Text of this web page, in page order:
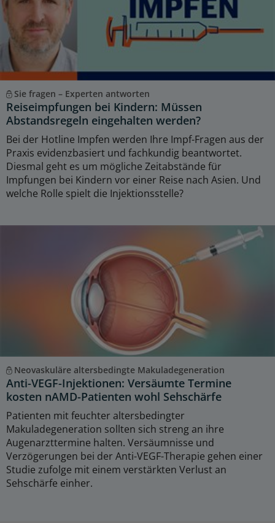
Sie fragen – Experten antworten
Reiseimpfungen bei Kindern: Müssen
Abstandsregeln eingehalten werden?
Bei der Hotline Impfen werden Ihre Impf-Fragen aus der
Praxis evidenzbasiert und fachkundig beantwortet.
Diesmal geht es um mögliche Zeitabstände für
Impfungen bei Kindern vor einer Reise nach Asien. Und
welche Rolle spielt die Injektionsstelle?
Neovaskuläre altersbedingte Makuladegeneration
Anti-VEGF-Injektionen: Versäumte Termine
kosten nAMD-Patienten wohl Sehschärfe
Patienten mit feuchter altersbedingter
Makuladegeneration sollten sich streng an ihre
Augenarzttermine halten. Versäumnisse und
Verzögerungen bei der Anti-VEGF-Therapie gehen einer
Studie zufolge mit einem verstärkten Verlust an
Sehschärfe einher.